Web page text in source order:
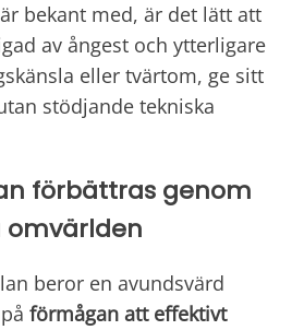
bekant med, är det lätt att
av ångest och ytterligare
eller tvärtom, ge sitt
stödjande tekniska
förbättras genom
omvärlden
beror en avundsvärd
förmågan att effektivt